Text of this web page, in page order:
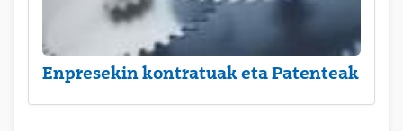
Enpresekin kontratuak eta Patenteak